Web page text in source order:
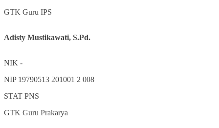
GTK Guru IPS
Adisty Mustikawati, S.Pd.
NIK -
NIP 19790513 201001 2 008
STAT PNS
GTK Guru Prakarya